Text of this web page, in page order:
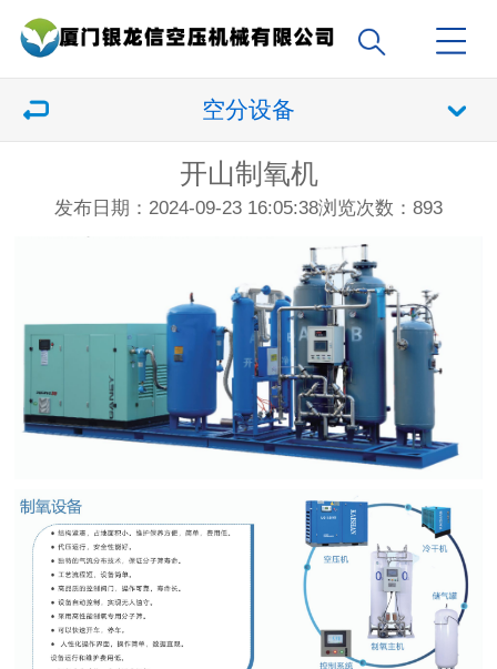
空分设备
开山制氧机
发布日期：2024-09-23 16:05:38浏览次数： 893